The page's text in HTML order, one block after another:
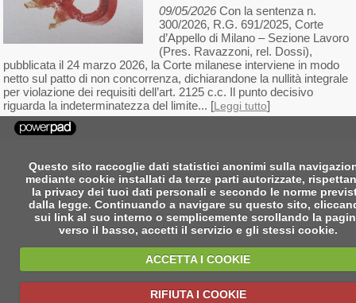
09/05/2026Con la sentenza n.
300/2026, R.G. 691/2025, Corte
d’Appello di Milano – Sezione Lavoro
(Pres. Ravazzoni, rel. Dossi),
pubblicata il 24 marzo 2026, la Corte milanese interviene in modo
netto sul patto di non concorrenza, dichiarandone la nullità integrale
per violazione dei requisiti dell’art. 2125 c.c. Il punto decisivo
riguarda la indeterminatezza del limite... [Leggi tutto]
Questo sito raccoglie dati statistici anonimi sulla
mediante cookie installati da terze parti autorizzate,
la privacy dei tuoi dati personali e secondo le norme
dalla legge. Continuando a navigare su questo sito,
sui link al suo interno o semplicemente scrollando la
verso il basso, accetti il servizio e gli stessi cookie.
ACCETTA I COOKIE
RIFIUTA I COOKIE